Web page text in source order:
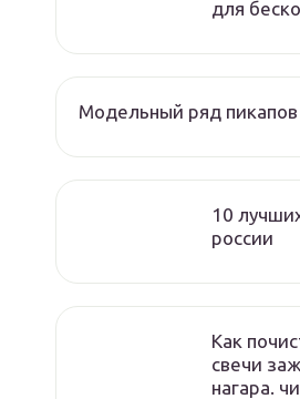
для
Модельный ряд пикапов
10
россии
Как
свечи
нагара.